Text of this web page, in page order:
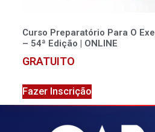
Curso Preparatório Para O
– 54ª Edição | ONLINE
GRATUITO
Fazer Inscrição